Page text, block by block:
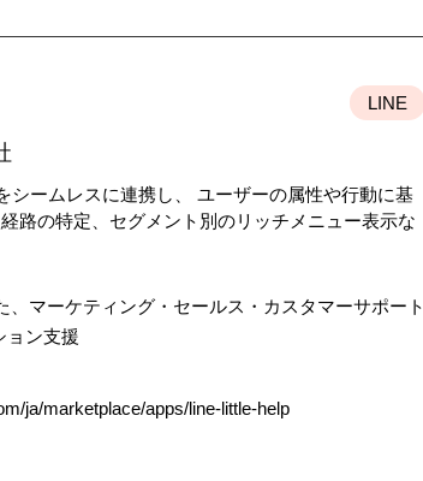
LINE
シームレスに連携し、 ユーザーの属性や行動に基
路の特定、セグメント別のリッチメニュー表示な
、マーケティング・セールス・カスタマーサポート
ョン支援
ja/marketplace/apps/line-little-help